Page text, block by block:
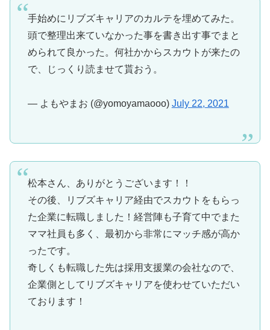
手始めにリブズキャリアのカルテを埋めてみた。
頭で整理出来ていなかった事を書き出す事でまと
められて良かった。何社かからスカウトが来たの
で、じっくり読ませて貰おう。
— よもやまお (@yomoyamaooo) July 22, 2021
松本さん、ありがとうございます！！
その後、リブズキャリア経由でスカウトをもらっ
た企業に転職しました！経営陣も子育て中でまた
ママ社員も多く、最初から非常にマッチ感が高か
ったです。
奇しくも転職した先は採用支援業の会社なので、
企業側としてリブズキャリアを使わせていただい
ております！